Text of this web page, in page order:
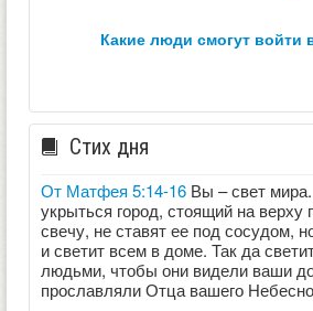
какие люди смогут войти
Стих дня
От Матфея 5:14-16 Вы – свет
укрыться город, стоящий на верху
свечу, не ставят ее под сосудом,
и светит всем в доме. Так да
людьми, чтобы они видели ваши
прославляли Отца вашего